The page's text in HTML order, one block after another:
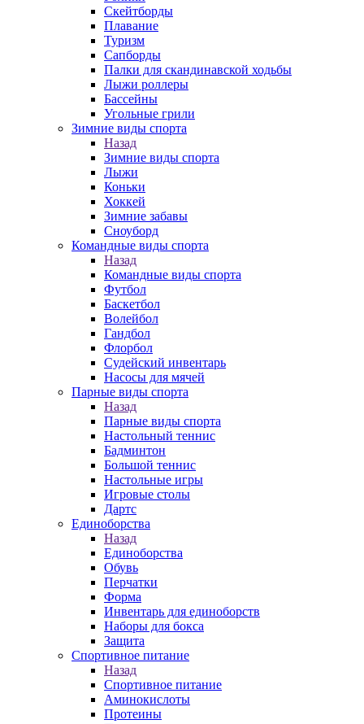
Скейтборды
Плавание
Туризм
Сапборды
Палки для скандинавской ходьбы
Лыжи роллеры
Бассейны
Угольные грили
Зимние виды спорта
Назад
Зимние виды спорта
Лыжи
Коньки
Хоккей
Зимние забавы
Сноуборд
Командные виды спорта
Назад
Командные виды спорта
Футбол
Баскетбол
Волейбол
Гандбол
Флорбол
Судейский инвентарь
Насосы для мячей
Парные виды спорта
Назад
Парные виды спорта
Настольный теннис
Бадминтон
Большой теннис
Настольные игры
Игровые столы
Дартс
Единоборства
Назад
Единоборства
Обувь
Перчатки
Форма
Инвентарь для единоборств
Наборы для бокса
Защита
Спортивное питание
Назад
Спортивное питание
Аминокислоты
Протеины